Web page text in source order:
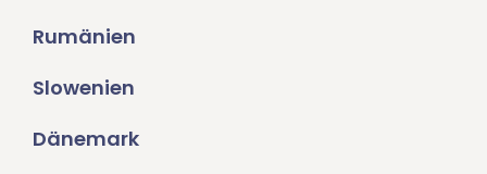
Rumänien
Slowenien
Dänemark